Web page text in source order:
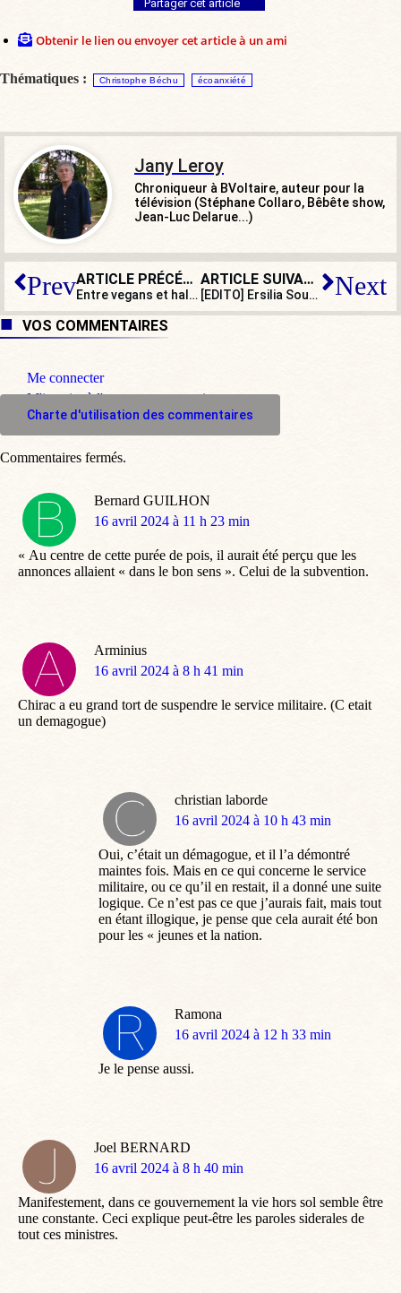
Partager cet article
Obtenir le lien ou envoyer cet article à un ami
Thématiques : Christophe Béchu écoanxiété
Jany Leroy
Chroniqueur à BVoltaire, auteur pour la
télévision (Stéphane Collaro, Bêbête show,
Jean-Luc Delarue...)
Prev ARTICLE PRÉCÉDENT
Entre vegans et halal, la disparition programmée de nos boucheries parisiennes ?
ARTICLE SUIVANT
[EDITO] Ersilia Soudais, la madone des mollahs Next
VOS COMMENTAIRES
Me connecter
M'inscrire à l'espace commentaire
Charte d'utilisation des commentaires
Bernard GUILHON
dit
16 avril 2024 à 11 h 23 min
« Au centre de cette purée de pois, il aurait été perçu que les
annonces allaient « dans le bon sens ». Celui de la subvention.
Arminius
dit
16 avril 2024 à 8 h 41 min
Chirac a eu grand tort de suspendre le service militaire. (C etait
un demagogue)
christian laborde
dit
16 avril 2024 à 10 h 43 min
Oui, c’était un démagogue, et il l’a démontré
maintes fois. Mais en ce qui concerne le service
militaire, ou ce qu’il en restait, il a donné une suite
logique. Ce n’est pas ce que j’aurais fait, mais tout
en étant illogique, je pense que cela aurait été bon
pour les « jeunes et la nation.
Ramona
dit
16 avril 2024 à 12 h 33 min
Je le pense aussi.
Joel BERNARD
dit
16 avril 2024 à 8 h 40 min
Manifestement, dans ce gouvernement la vie hors sol semble être
une constante. Ceci explique peut-être les paroles siderales de
tout ces ministres.
Commentaires fermés.